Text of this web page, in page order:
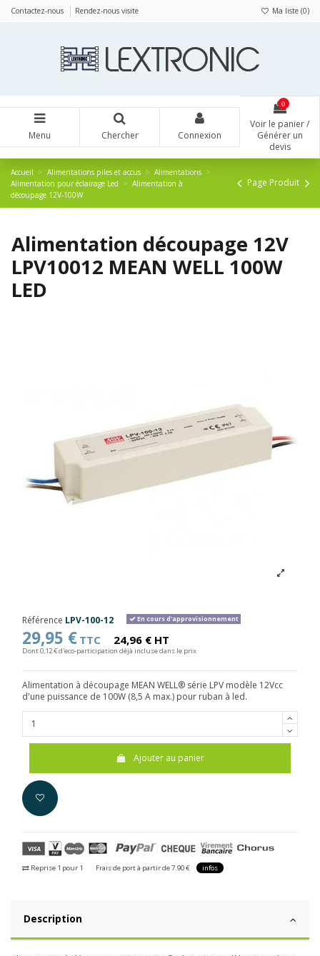
Contactez-nous Rendez-nous visite Ma liste (0)
Menu Chercher Connexion
0
Voir le panier /
Générer un
devis
Accueil Alimentations piles et accus
Alimentations
Alimentation pour éclairage Led
Alimentation à
découpage 12V-100W
Page Produit
Alimentation découpage 12V
LPV10012 MEAN WELL 100W
LED
Référence LPV-100-12 En cours d'approvisionnement
29,95 € TTC 24,96 € HT
Dont 0,12 € d'eco-participation déjà incluse dans le prix
Alimentation à découpage MEAN WELL® série LPV modèle 12Vcc
d'une puissance de 100W (8,5 A max.) pour ruban à led.
Ajouter au panier
Reprise 1 pour 1 Frais de port à partir de 7.90 € infos
Description
Panneau de gestion des cookies